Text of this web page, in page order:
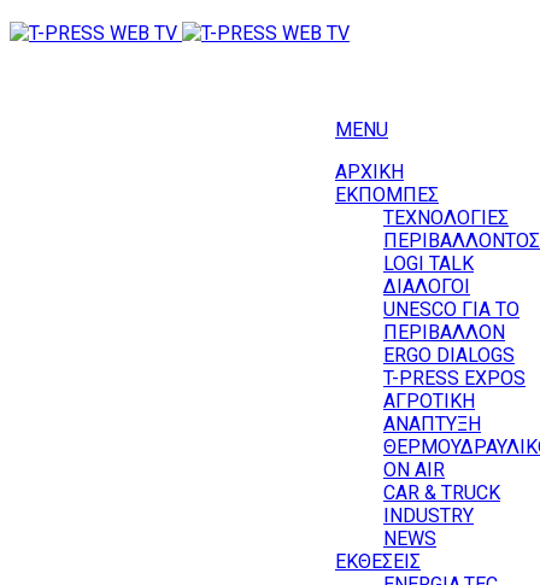
MENU
ΑΡΧΙΚΗ
ΕΚΠΟΜΠΕΣ
ΤΕΧΝΟΛΟΓΙΕΣ
ΠΕΡΙΒΑΛΛΟΝΤΟΣ
LOGI TALK
ΔΙΑΛΟΓΟΙ
UNESCO ΓΙΑ ΤΟ
ΠΕΡΙΒΑΛΛΟΝ
ERGO DIALOGS
T-PRESS EXPOS
ΑΓΡΟΤΙΚΗ
ΑΝΑΠΤΥΞΗ
ΟΝ AIR
CAR & TRUCK
INDUSTRY
NEWS
ΕΚΘΕΣΕΙΣ